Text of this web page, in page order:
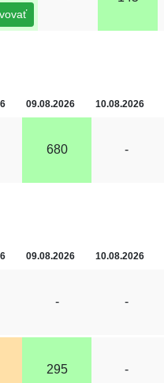
09.08.2026 10.08.2026
680 -
09.08.2026 10.08.2026
- -
295 -